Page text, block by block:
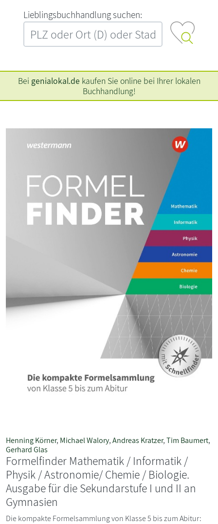
L‍i‍e‍b‍l‍i‍n‍g‍s‍b‍u‍c‍h‍h‍a‍n‍d‍l‍u‍n‍g‍ ‍s‍u‍c‍h‍e‍n‍:‍
Bei genialokal.de kaufen Sie online bei Ihrer lokalen
Buchhandlung!
Henning Körner, Michael Walory,Andreas Kratzer,Tim Baumert,
Gerhard Glas
Formelfinder Mathematik / Informatik /
Physik / Astronomie/ Chemie / Biologie.
Ausgabe für die Sekundarstufe I und II an
Gymnasien
Die kompakte Formelsammlung von Klasse 5 bis zum Abitur: